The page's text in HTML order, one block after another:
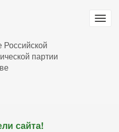
Российской
партии
сайта!